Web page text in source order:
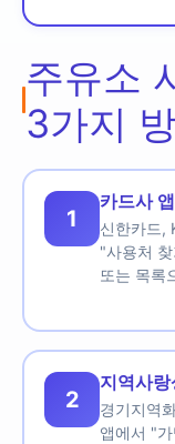
주유소
3가지
1
카드사
신한카드,
"사용처
또는 목록
2
지역사랑
경기지역
앱에서 "